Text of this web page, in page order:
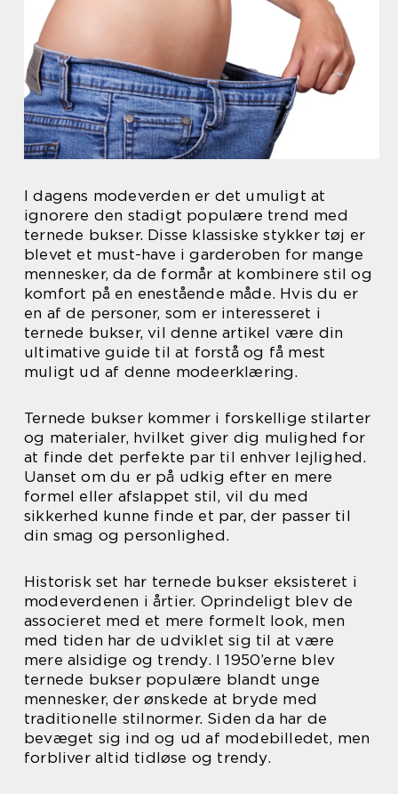
I dagens modeverden er det umuligt at
ignorere den stadigt populære trend med
ternede bukser. Disse klassiske stykker tøj er
blevet et must-have i garderoben for mange
mennesker, da de formår at kombinere stil og
komfort på en enestående måde. Hvis du er
en af de personer, som er interesseret i
ternede bukser, vil denne artikel være din
ultimative guide til at forstå og få mest
muligt ud af denne modeerklæring.
Ternede bukser kommer i forskellige stilarter
og materialer, hvilket giver dig mulighed for
at finde det perfekte par til enhver lejlighed.
Uanset om du er på udkig efter en mere
formel eller afslappet stil, vil du med
sikkerhed kunne finde et par, der passer til
din smag og personlighed.
Historisk set har ternede bukser eksisteret i
modeverdenen i årtier. Oprindeligt blev de
associeret med et mere formelt look, men
med tiden har de udviklet sig til at være
mere alsidige og trendy. I 1950’erne blev
ternede bukser populære blandt unge
mennesker, der ønskede at bryde med
traditionelle stilnormer. Siden da har de
bevæget sig ind og ud af modebilledet, men
forbliver altid tidløse og trendy.